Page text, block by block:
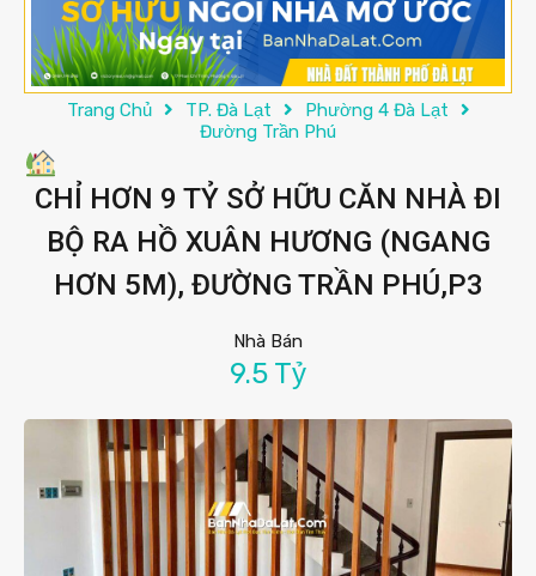
Trang Chủ TP. Đà Lạt
Phường 4 Đà Lạt
Đường Trần Phú
CHỈ HƠN 9 TỶ SỞ HỮU CĂN NHÀ ĐI
BỘ RA HỒ XUÂN HƯƠNG (NGANG
HƠN 5M), ĐƯỜNG TRẦN PHÚ,P3
Nhà Bán
9.5 Tỷ